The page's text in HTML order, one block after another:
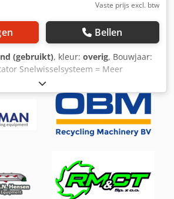
Vaste prijs excl. btw
Bellen
(gebruikt), kleur: overig, Bouwjaar:
Snelwisselsysteem = Meer
(LxB): 104 x 48 cm Technische
staat: zeer goed =
Heeft u vragen of suggesties? Neem
met ons op. Wij garanderen een
uur. Prijzen zijn exclusief btw. Aan de
- Engels - Duits - Frans -
Beschikbaar via WhatsApp en Viber.
via WhatsApp en Viber. Bij betaling